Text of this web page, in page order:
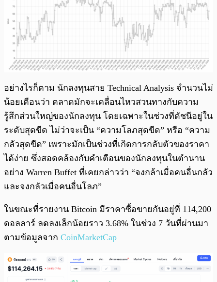
อย่างไรก็ตาม นักลงทุนสาย Technical Analysis จำนวนไม่
น้อยเตือนว่า ตลาดมักจะเคลื่อนไหวสวนทางกับความ
รู้สึกส่วนใหญ่ของนักลงทุน โดยเฉพาะในช่วงที่ดัชนีอยู่ใน
ระดับสุดขีด ไม่ว่าจะเป็น “ความโลภสุดขีด” หรือ “ความ
กลัวสุดขีด” เพราะมักเป็นช่วงที่เกิดการกลับตัวของราคา
ได้ง่าย ซึ่งสอดคล้องกับคำเตือนของนักลงทุนในตำนาน
อย่าง Warren Buffet ที่เคยกล่าวว่า “จงกล้าเมื่อคนอื่นกลัว
และจงกลัวเมื่อคนอื่นโลภ”
ในขณะที่รายงาน Bitcoin มีราคาซื้อขายกันอยู่ที่ 114,200
ดอลลาร์ ลดลงเล็กน้อยราว 3.68% ในช่วง 7 วันที่ผ่านมา
ตามข้อมูลจาก CoinMarketCap